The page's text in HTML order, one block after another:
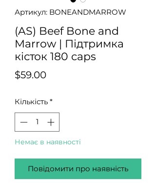
Артикул: BONEANDMARROW
(AS) Beef Bone and
Marrow | Підтримка
кісток 180 caps
$59.00Ціна
Кількість *
Немає в наявності
Повідомити про наявність